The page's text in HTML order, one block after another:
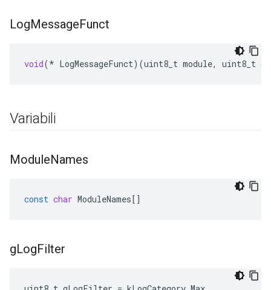
LogMessageFunct
void(* LogMessageFunct)(uint8_t module, uint8_t
Variabili
ModuleNames
const char ModuleNames[]
gLogFilter